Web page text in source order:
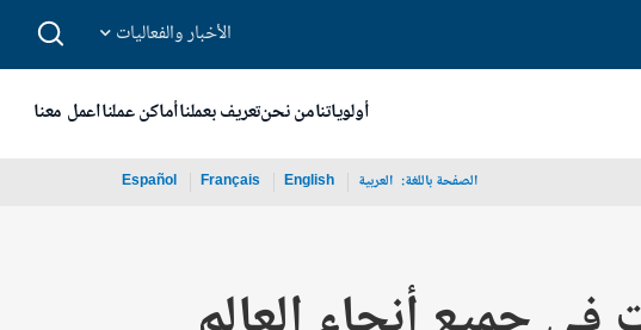
الأخبار والفعاليات
أولوياتنامن نحنتعريف بعملناأماكن عملنااعمل معنا
الصفحة باللغة: العربية English
Français
Español